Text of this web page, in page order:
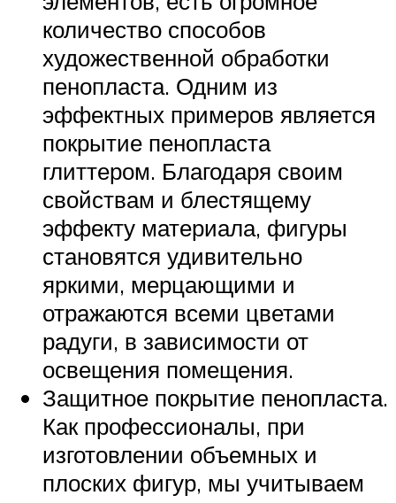
количество способов
художественной обработки
пенопласта. Одним из
эффектных примеров является
покрытие пенопласта
глиттером. Благодаря своим
свойствам и блестящему
эффекту материала, фигуры
становятся удивительно
яркими, мерцающими и
отражаются всеми цветами
радуги, в зависимости от
освещения помещения.
Защитное покрытие пенопласта.
Как профессионалы, при
изготовлении объемных и
плоских фигур, мы учитываем